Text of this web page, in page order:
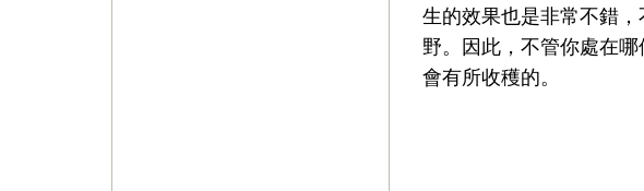
生的效果也是非常不錯
野。因此，不管你處在
會有所收穫的。